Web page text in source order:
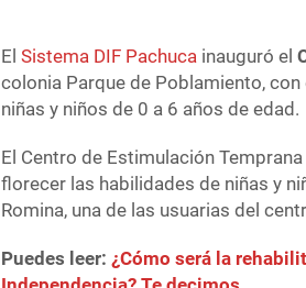
ElSistema DIF Pachuca inauguró el
colonia Parque de Poblamiento,
niñas y niños de 0 a 6 años de edad.
El Centro de Estimulación
florecer las habilidades de niñas y
Romina, una de las usuarias del
Puedes leer:¿Cómo será la